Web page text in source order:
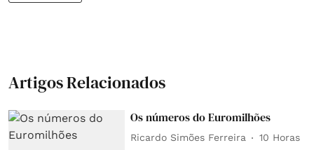
Artigos Relacionados
Os números do Euromilhões
Ricardo Simões Ferreira 10 Horas